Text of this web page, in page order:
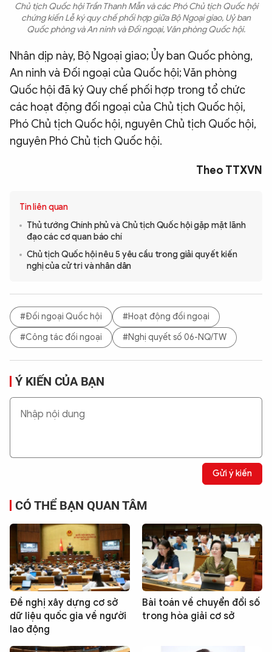
Chủ tịch Quốc hội Trần Thanh Mẫn và các Phó Chủ tịch Quốc hội
chứng kiến Lễ ký quy chế phối hợp giữa Bộ Ngoại giao, Uỷ ban
Quốc phòng và An ninh và Đối ngoại, Văn phòng Quốc hội.
Nhân dịp này, Bộ Ngoại giao; Ủy ban Quốc phòng,
An ninh và Đối ngoại của Quốc hội; Văn phòng
Quốc hội đã ký Quy chế phối hợp trong tổ chức
các hoạt động đối ngoại của Chủ tịch Quốc hội,
Phó Chủ tịch Quốc hội, nguyên Chủ tịch Quốc hội,
nguyên Phó Chủ tịch Quốc hội.
Theo TTXVN
Tin liên quan
Thủ tướng Chính phủ và Chủ tịch Quốc hội gặp mặt lãnh
đạo các cơ quan báo chí
Chủ tịch Quốc hội nêu 5 yêu cầu trong giải quyết kiến
nghị của cử tri và nhân dân
#Đối ngoại Quốc hội
#Hoạt động đối ngoại
#Công tác đối ngoại
#Nghị quyết số 06-NQ/TW
Ý KIẾN CỦA BẠN
Gửi ý kiến
CÓ THỂ BẠN QUAN TÂM
Đề nghị xây dựng cơ sở
dữ liệu quốc gia về người
lao động
Bài toán về chuyển đổi số
trong hòa giải cơ sở